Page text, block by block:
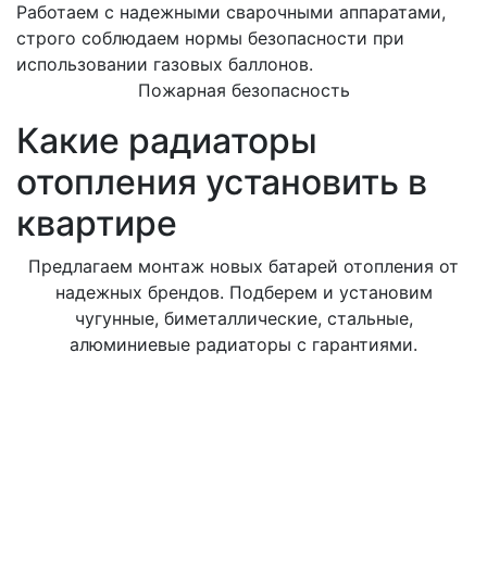
Работаем с надежными сварочными аппаратами,
строго соблюдаем нормы безопасности при
использовании газовых баллонов.
Пожарная безопасность
Какие радиаторы
отопления установить в
квартире
Предлагаем монтаж новых батарей отопления от
надежных брендов. Подберем и установим
чугунные, биметаллические, стальные,
алюминиевые радиаторы с гарантиями.